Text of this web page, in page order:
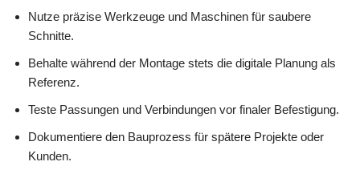
Nutze präzise Werkzeuge und Maschinen für saubere
Schnitte.
Behalte während der Montage stets die digitale Planung als
Referenz.
Teste Passungen und Verbindungen vor finaler Befestigung.
Dokumentiere den Bauprozess für spätere Projekte oder
Kunden.